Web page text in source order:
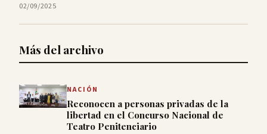
02/09/2025
Más del archivo
NACIÓN
Reconocen a personas privadas de la
libertad en el Concurso Nacional de
Teatro Penitenciario